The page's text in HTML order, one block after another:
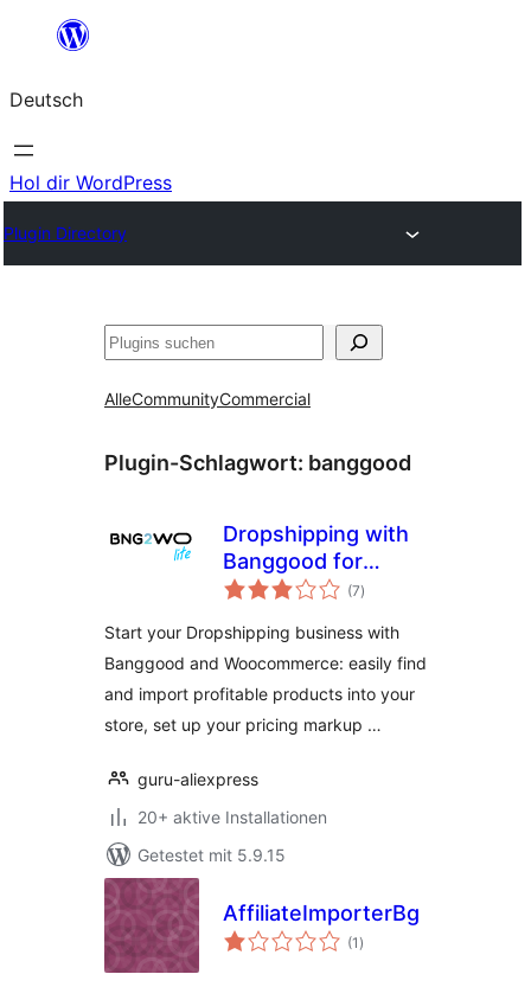
springen
Deutsch
Hol dir WordPress
Plugin Directory
Suchen
AlleCommunityCommercial
Plugin-Schlagwort: banggood
Dropshipping with
Banggood for
WooCommerce
(7Bewertungen
insgesamt
)
Start your Dropshipping business with
Banggood and Woocommerce: easily find
and import profitable products into your
store, set up your pricing markup …
guru-aliexpress
20+ aktive Installationen
Getestet mit 5.9.15
AffiliateImporterBg
(1 Bewertungen
insgesamt
)